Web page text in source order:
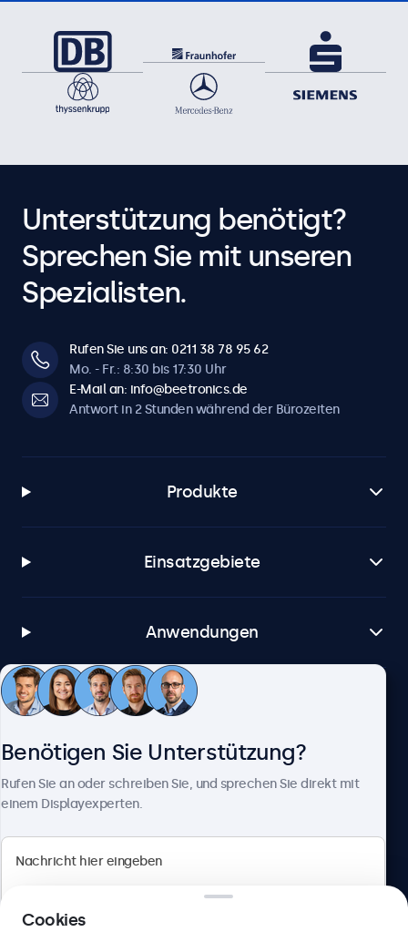
Unterstützung benötigt?
Sprechen Sie mit unseren
Spezialisten.
Rufen Sie uns an: 0211 38 78 95 62
Mo. - Fr.: 8:30 bis 17:30 Uhr
E-Mail an: info@beetronics.de
Antwort in 2 Stunden während der Bürozeiten
Produkte
Einsatzgebiete
Anwendungen
Kundenservice
Berliner Allee 59, 40212 Düsseldorf, Deutschland
Benötigen Sie Unterstützung?
Rufen Sie an oder schreiben Sie, und sprechen Sie direkt mit
einem Displayexperten.
Cookies